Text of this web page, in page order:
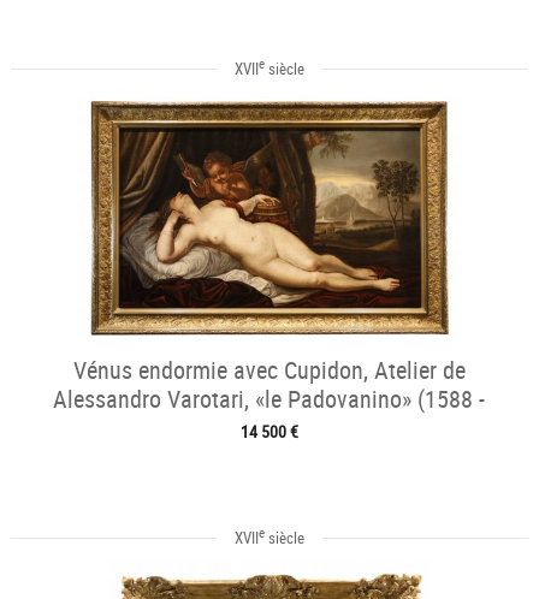
XVIIesiècle
Vénus endormie avec Cupidon, Atelier de
Alessandro Varotari, «le Padovanino» (1588 -
1649)
14 500 €
XVIIesiècle